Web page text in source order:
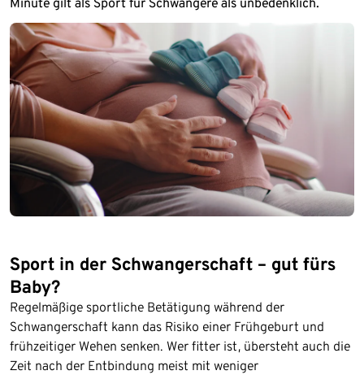
Sport in der Schwangerschaft – gut fürs
Baby?
Regelmäßige sportliche Betätigung während der
Schwangerschaft kann das Risiko einer Frühgeburt und
frühzeitiger Wehen senken. Wer fitter ist, übersteht auch die
Zeit nach der Entbindung meist mit weniger